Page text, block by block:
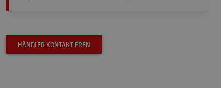
HÄNDLER KONTAKTIEREN